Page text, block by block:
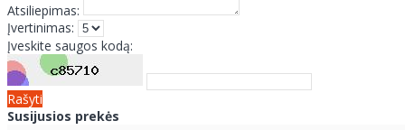
Atsiliepimas:
Įvertinimas:
Įveskite saugos kodą:
Rašyti
Susijusios prekės